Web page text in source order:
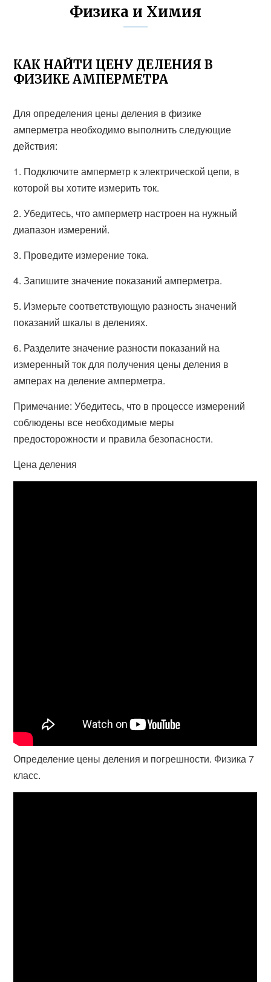
Физика и Химия
КАК НАЙТИ ЦЕНУ ДЕЛЕНИЯ В
ФИЗИКЕ АМПЕРМЕТРА
Для определения цены деления в физике
амперметра необходимо выполнить следующие
действия:
1. Подключите амперметр к электрической цепи, в
которой вы хотите измерить ток.
2. Убедитесь, что амперметр настроен на нужный
диапазон измерений.
3. Проведите измерение тока.
4. Запишите значение показаний амперметра.
5. Измерьте соответствующую разность значений
показаний шкалы в делениях.
6. Разделите значение разности показаний на
измеренный ток для получения цены деления в
амперах на деление амперметра.
Примечание: Убедитесь, что в процессе измерений
соблюдены все необходимые меры
предосторожности и правила безопасности.
Цена деления
Определение цены деления и погрешности. Физика 7
класс.